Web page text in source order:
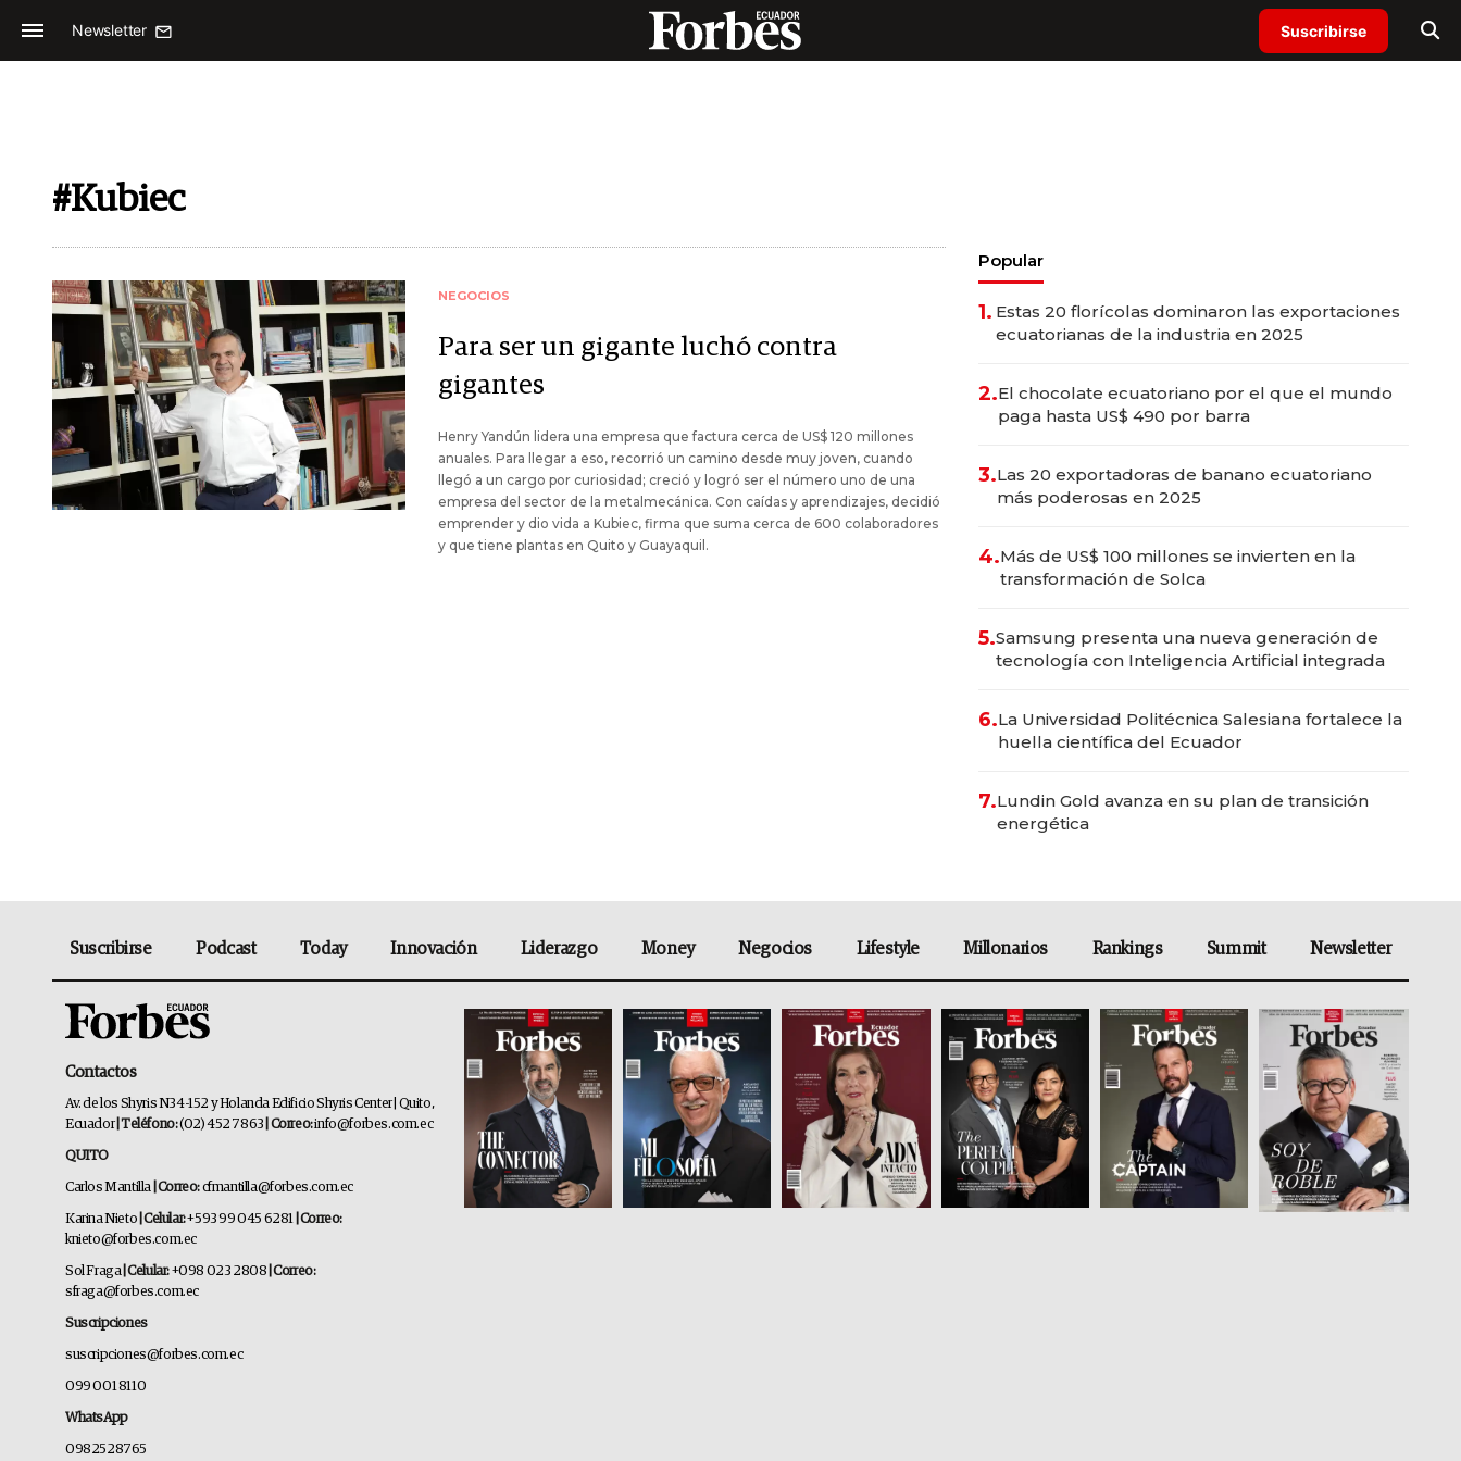
Newsletter Suscribirse
#Kubiec
NEGOCIOS
Para ser un gigante luchó contra
gigantes
Henry Yandún lidera una empresa que factura cerca de US$ 120 millones
anuales. Para llegar a eso, recorrió un camino desde muy joven, cuando
llegó a un cargo por curiosidad; creció y logró ser el número uno de una
empresa del sector de la metalmecánica. Con caídas y aprendizajes, decidió
emprender y dio vida a Kubiec, firma que suma cerca de 600 colaboradores
y que tiene plantas en Quito y Guayaquil.
Popular
1. Estas 20 florícolas dominaron las exportaciones
ecuatorianas de la industria en 2025
2.El chocolate ecuatoriano por el que el mundo
paga hasta US$ 490 por barra
3.Las 20 exportadoras de banano ecuatoriano
más poderosas en 2025
4.Más de US$ 100 millones se invierten en la
transformación de Solca
5.Samsung presenta una nueva generación de
tecnología con Inteligencia Artificial integrada
6.La Universidad Politécnica Salesiana fortalece la
huella científica del Ecuador
7.Lundin Gold avanza en su plan de transición
energética
Suscribirse Podcast Today Innovación Liderazgo Money Negocios Lifestyle Millonarios Rankings Summit Newsletter
Contactos
Av. de los Shyris N34-152 y Holanda Edificio Shyris Center | Quito,
Ecuador | Teléfono:(02) 452 7863 | Correo:info@forbes.com.ec
QUITO
Carlos Mantilla | Correo:cfmantilla@forbes.com.ec
Karina Nieto | Celular:+593 99 045 6281 | Correo:
knieto@forbes.com.ec
Sol Fraga| Celular:+098 023 2808 | Correo:
sfraga@forbes.com.ec
Suscripciones
suscripciones@forbes.com.ec
099 001 8110
WhatsApp
0982528765